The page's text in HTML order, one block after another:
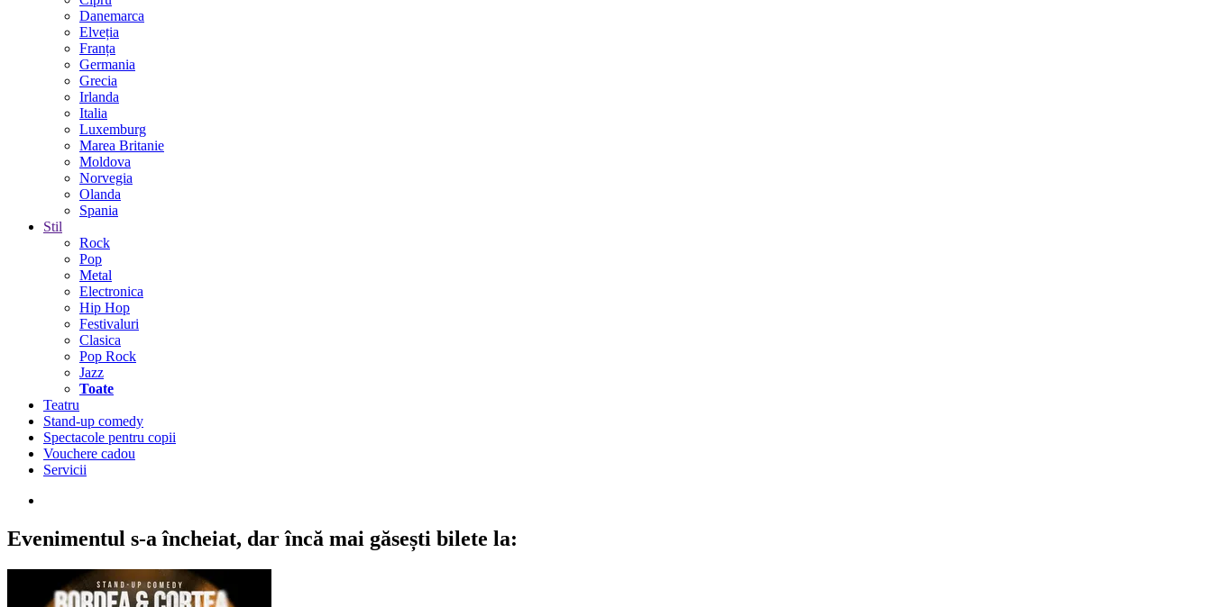
Danemarca
Elveția
Franța
Germania
Grecia
Irlanda
Italia
Luxemburg
Marea Britanie
Moldova
Norvegia
Olanda
Spania
Stil
Rock
Pop
Metal
Electronica
Hip Hop
Festivaluri
Clasica
Pop Rock
Jazz
Toate
Teatru
Stand-up comedy
Spectacole pentru copii
Vouchere cadou
Servicii
Evenimentul s-a încheiat, dar încă mai găsești bilete la: